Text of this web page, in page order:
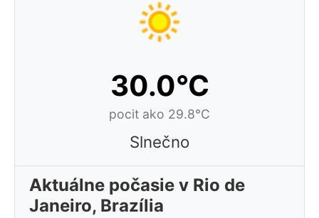
30.0°C
pocit ako 29.8°C
Slnečno
Aktuálne počasie v Rio de
Janeiro, Brazília